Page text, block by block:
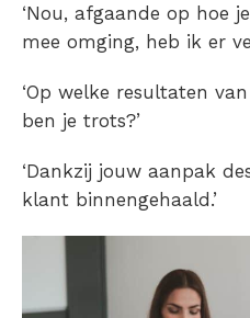
‘Nou, afgaande op hoe
mee omging, heb ik er
‘Op welke resultaten
ben je trots?’
‘Dankzij jouw aanpak
klant binnengehaald.’